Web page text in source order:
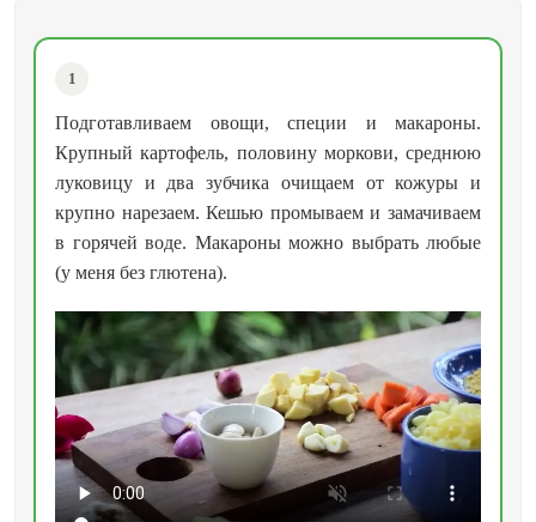
1
Подготавливаем овощи, специи и макароны.
Крупный картофель, половину моркови, среднюю
луковицу и два зубчика очищаем от кожуры и
крупно нарезаем. Кешью промываем и замачиваем
в горячей воде. Макароны можно выбрать любые
(у меня без глютена).